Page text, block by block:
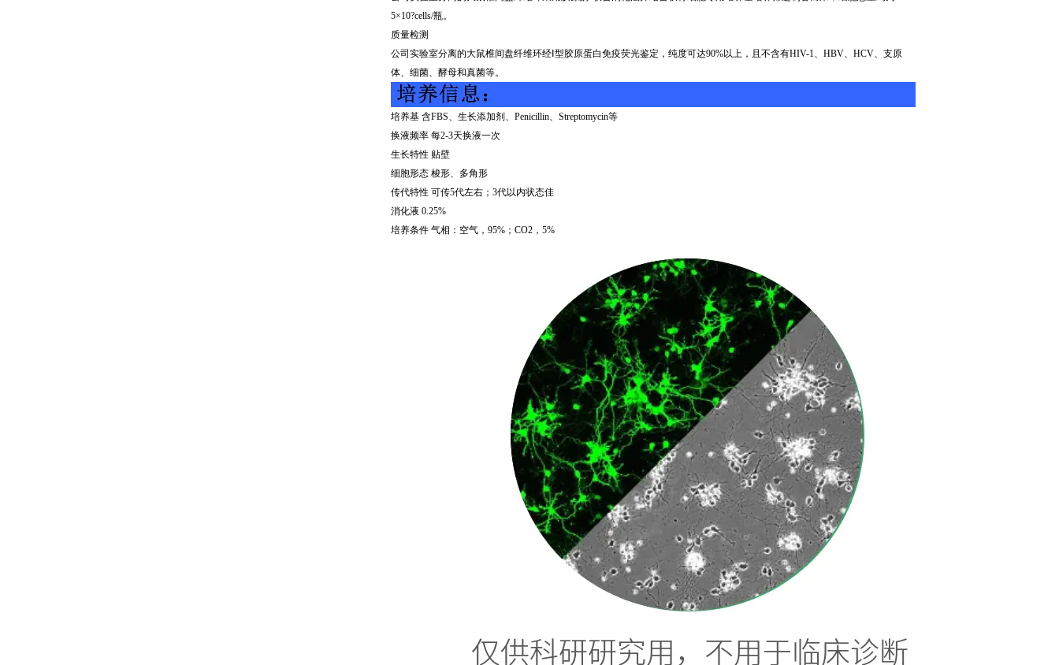
5×10?cells/瓶。
质量检测
公司实验室分离的大鼠椎间盘纤维环经Ⅰ型胶原蛋白免疫荧光鉴定，纯度可达90%以上，且不含有HIV-1、 HBV、 HCV、支原
体、细菌、酵母和真菌等。
培养基 含FBS、生长添加剂、 Penicillin、 Streptomycin等
换液频率 每2-3天换液一次
生长特性 贴壁
细胞形态 梭形、多角形
传代特性 可传5代左右； 3代以内状态佳
消化液 0.25%
培养条件 气相：空气， 95% ； CO2 ， 5%